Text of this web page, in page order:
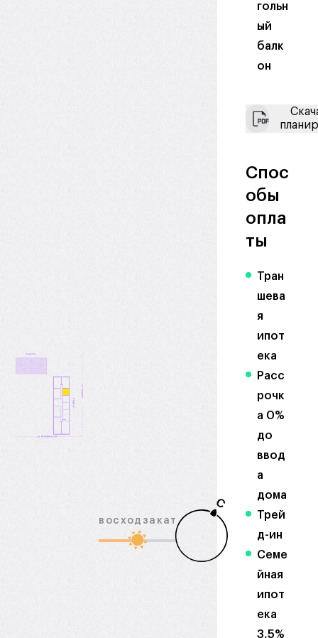
восход закат
С
гольн
ый
балк
он
Спос
обы
опла
ты
Тран
шева
я
ипот
ека
Расс
рочк
а 0%
до
ввод
а
дома
Трей
д-ин
Семе
йная
ипот
ека
3,5%